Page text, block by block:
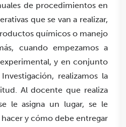
de procedimientos en
que se van a realizar,
químicos o manejo
cuando empezamos a
y en conjunto
realizamos la
Al docente que realiza
le asigna un lugar, se le
y cómo debe entregar